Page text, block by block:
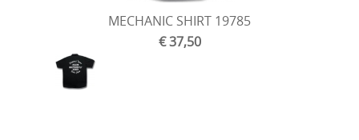
tot einde voorraad
Mustang tassen tot einde voorraad
Corbin zadels tot einde voorraad
MECHANIC SHIRT 19785
€ 37,50